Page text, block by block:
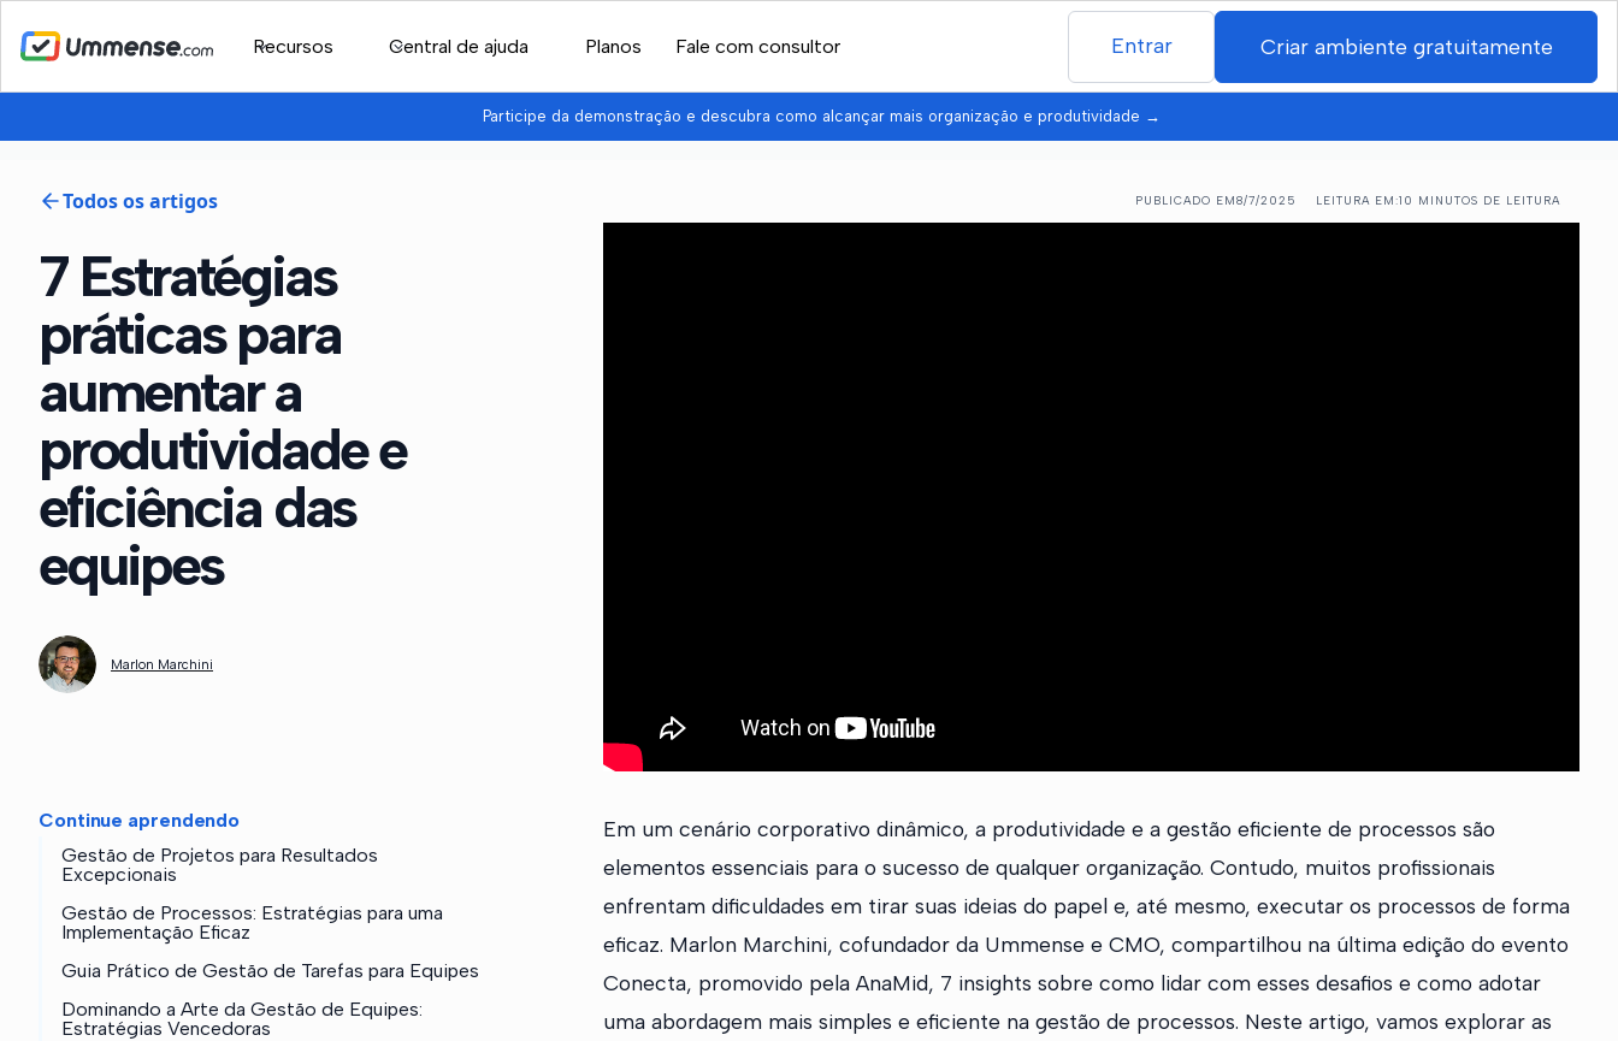
Recursos Central de ajuda Planos Fale com consultor Entrar Criar ambiente gratuitamente
Participe da demonstração e descubra como alcançar mais organização e produtividade →
Todos os artigos PUBLICADO EM8/7/2025 LEITURA EM:10 MINUTOS DE LEITURA
7 Estratégias
práticas para
aumentar a
produtividade e
eficiência das
equipes
Marlon Marchini
Continue aprendendo
Gestão de Projetos para Resultados
Excepcionais
Gestão de Processos: Estratégias para uma
Implementação Eficaz
Guia Prático de Gestão de Tarefas para Equipes
Dominando a Arte da Gestão de Equipes:
Estratégias Vencedoras
Em um cenário corporativo dinâmico, a produtividade e a gestão eficiente de processos são
elementos essenciais para o sucesso de qualquer organização. Contudo, muitos profissionais
enfrentam dificuldades em tirar suas ideias do papel e, até mesmo, executar os processos de forma
eficaz. Marlon Marchini, cofundador da Ummense e CMO, compartilhou na última edição do evento
Conecta, promovido pela AnaMid, 7 insights sobre como lidar com esses desafios e como adotar
uma abordagem mais simples e eficiente na gestão de processos. Neste artigo, vamos explorar as